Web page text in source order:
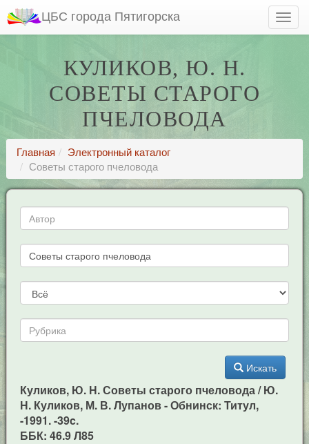
ЦБС города Пятигорска
КУЛИКОВ, Ю. Н.
СОВЕТЫ СТАРОГО
ПЧЕЛОВОДА
Главная
Электронный каталог
Советы старого пчеловода
Искать
Куликов, Ю. Н. Советы старого пчеловода / Ю.
Н. Куликов, М. В. Лупанов - Обнинск: Титул,
-1991. -39c.
ББК: 46.9 Л85